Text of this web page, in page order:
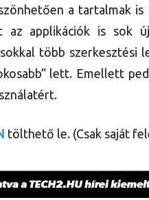
a tartalmak
applikációk is sok
több szerkesztési
lett. Emellett
tölthető le. (Csak saját